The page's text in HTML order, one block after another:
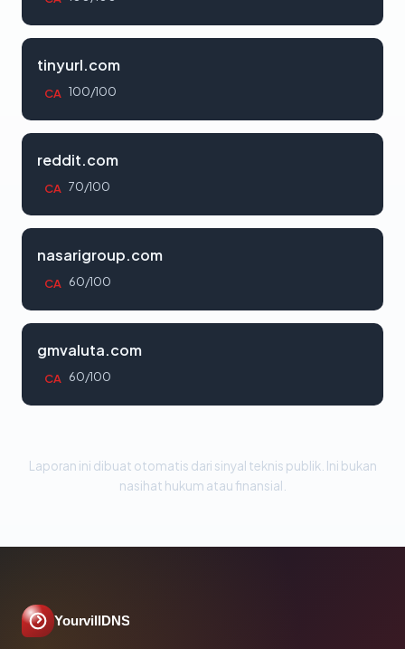
tinyurl.com
CA 100/100
reddit.com
CA 70/100
nasarigroup.com
CA 60/100
gmvaluta.com
CA 60/100
Laporan ini dibuat otomatis dari sinyal teknis publik. Ini bukan
nasihat hukum atau finansial.
YourvillDNS